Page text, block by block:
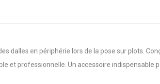
dalles en périphérie lors de la pose sur plots.
et professionnelle. Un accessoire indispensable